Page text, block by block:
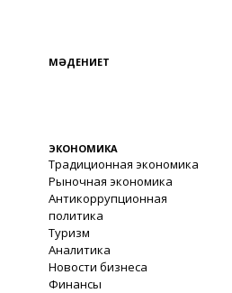
МӘДЕНИЕТ
ЭКОНОМИКА
Традиционная экономика
Рыночная экономика
Антикоррупционная
политика
Туризм
Аналитика
Новости бизнеса
Финансы